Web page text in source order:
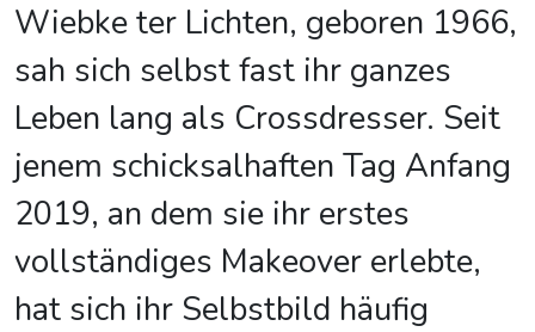
Wiebke ter Lichten, geboren 1966,
sah sich selbst fast ihr ganzes
Leben lang als Crossdresser. Seit
jenem schicksalhaften Tag Anfang
2019, an dem sie ihr erstes
vollständiges Makeover erlebte,
hat sich ihr Selbstbild häufig